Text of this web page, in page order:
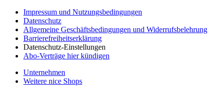
Impressum und Nutzungsbedingungen
Datenschutz
Allgemeine Geschäftsbedingungen und Widerrufsbelehrung
Barrierefreiheitserklärung
Datenschutz-Einstellungen
Abo-Verträge hier kündigen
Unternehmen
Weitere nice Shops